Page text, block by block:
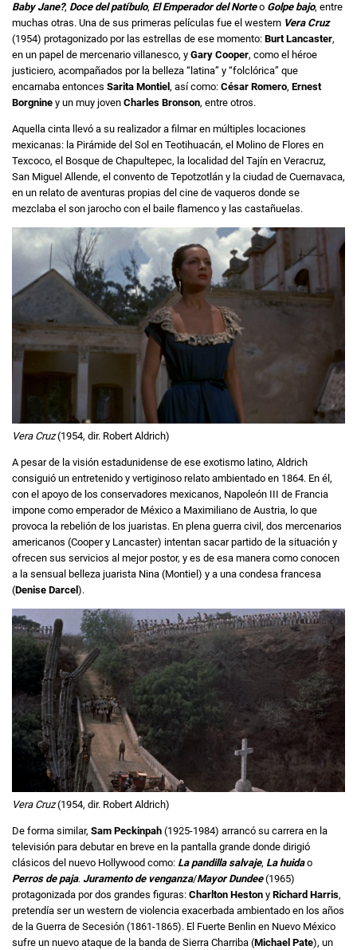
Baby Jane?, Doce del patíbulo, El Emperador del Norteo Golpe bajo, entre
muchas otras. Una de sus primeras películas fue el western Vera Cruz
(1954) protagonizado por las estrellas de ese momento: Burt Lancaster,
en un papel de mercenario villanesco, y Gary Cooper, como el héroe
justiciero, acompañados por la belleza “latina” y “folclórica” que
encarnaba entonces Sarita Montiel , así como: César Romero, Ernest
Borgnine y un muy joven Charles Bronson, entre otros.
Aquella cinta llevó a su realizador a filmar en múltiples locaciones
mexicanas: la Pirámide del Sol en Teotihuacán, el Molino de Flores en
Texcoco, el Bosque de Chapultepec, la localidad del Tajín en Veracruz,
San Miguel Allende, el convento de Tepotzotlán y la ciudad de Cuernavaca,
en un relato de aventuras propias del cine de vaqueros donde se
mezclaba el son jarocho con el baile flamenco y las castañuelas.
Vera Cruz(1954, dir. Robert Aldrich)
A pesar de la visión estadunidense de ese exotismo latino, Aldrich
consiguió un entretenido y vertiginoso relato ambientado en 1864. En él,
con el apoyo de los conservadores mexicanos, Napoleón III de Francia
impone como emperador de México a Maximiliano de Austria, lo que
provoca la rebelión de los juaristas. En plena guerra civil, dos mercenarios
americanos (Cooper y Lancaster) intentan sacar partido de la situación y
ofrecen sus servicios al mejor postor, y es de esa manera como conocen
a la sensual belleza juarista Nina (Montiel) y a una condesa francesa
(Denise Darcel ).
Vera Cruz(1954, dir. Robert Aldrich)
De forma similar, Sam Peckinpah (1925-1984) arrancó su carrera en la
televisión para debutar en breve en la pantalla grande donde dirigió
clásicos del nuevo Hollywood como: La pandilla salvaje, La huidao
Perros de paja. Juramento de venganza/Mayor Dundee(1965)
protagonizada por dos grandes figuras: Charlton Heston y Richard Harris,
pretendía ser un western de violencia exacerbada ambientado en los años
de la Guerra de Secesión (1861-1865). El Fuerte Benlin en Nuevo México
sufre un nuevo ataque de la banda de Sierra Charriba (Michael Pate), un